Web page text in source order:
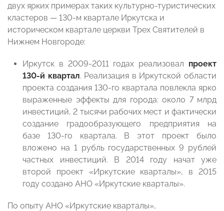
двух ярких примерах таких культурно-туристических
кластеров — 130-м квартале Иркутска и
историческом квартале церкви Трех Святителей в
Нижнем Новгороде:
Иркутск в 2009-2011 годах реализовал проект
130-й квартал. Реализация в Иркутской области
проекта создания 130-го квартала повлекла ярко
выраженные эффекты для города: около 7 млрд
инвестиций, 2 тысячи рабочих мест и фактически
создание градообразующего предприятия на
базе 130-го квартала. В этот проект было
вложено на 1 рубль государственных 9 рублей
частных инвестиций. В 2014 году начат уже
второй проект «Иркутские кварталы», в 2015
году создано АНО «Иркутские кварталы».
По опыту АНО «Иркутские кварталы»,